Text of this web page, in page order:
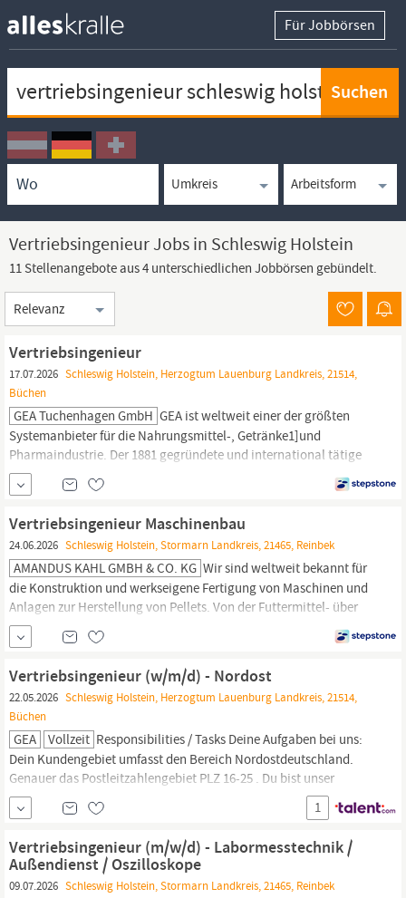
Für Jobbörsen
Ortssuche
Umkreissuche
Arbeitsform
Vertriebsingenieur Jobs in Schleswig Holstein
11 Stellenangebote aus 4 unterschiedlichen Jobbörsen gebündelt.
Sortierung
Vertriebsingenieur
17.07.2026 Schleswig Holstein, Herzogtum Lauenburg Landkreis, 21514,
Büchen
GEA Tuchenhagen GmbH GEA ist weltweit einer der größten
Systemanbieter für die Nahrungsmittel-, Getränke1]und
Pharmaindustrie. Der 1881 gegründete und international tätige
Technologiekonzern fokussiert sich dabei auf Maschinen und
Anlagen sowie auf anspruchsvolle Prozesstechnik, Komponenten
Beschäftigten erwirtschaftete GEA im...
Vertriebsingenieur Maschinenbau
24.06.2026 Schleswig Holstein, Stormarn Landkreis, 21465, Reinbek
AMANDUS KAHL GMBH & CO. KG Wir sind weltweit bekannt für
die Konstruktion und werkseigene Fertigung von Maschinen und
Anlagen zur Herstellung von Pellets. Von der Futtermittel- über
die Biomasse- bis hin zur Recyclingindustrie: Bei uns steht die
Welt der Pelletierung im Mittelpunkt. Dank unseres langen
Bestehens von mehr als 140 Jahren und einem gesunden
Wachstum werden Erfahrung, Knowhow,...
Vertriebsingenieur (w/m/d) - Nordost
22.05.2026 Schleswig Holstein, Herzogtum Lauenburg Landkreis, 21514,
Büchen
GEA Vollzeit Responsibilities / Tasks Deine Aufgaben bei uns:
Dein Kundengebiet umfasst den Bereich Nordostdeutschland.
Genauer das Postleitzahlengebiet PLZ 16-25 . Du bist unser
Gesicht zum Kunden: Durch Deine aktive Neukundenakquise und
den Ausbau bestehender Partnerschaften prägst Du unseren
Erfolg in der Getränke-, Lebensmittel-, Pharma- und
Kosmetikbranche. Mit Deinem...
1
Vertriebsingenieur (m/w/d) - Labormesstechnik /
Außendienst / Oszilloskope
09.07.2026 Schleswig Holstein, Stormarn Landkreis, 21465, Reinbek